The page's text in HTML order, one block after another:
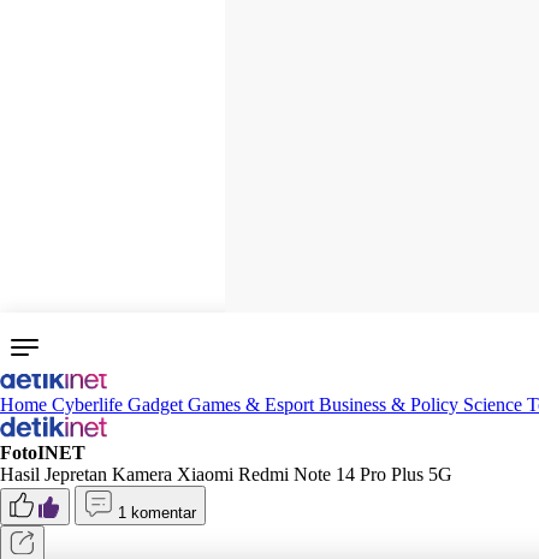
Home Cyberlife Gadget Games & Esport Business & Policy Science
FotoINET
Hasil Jepretan Kamera Xiaomi Redmi Note 14 Pro Plus 5G
1 komentar